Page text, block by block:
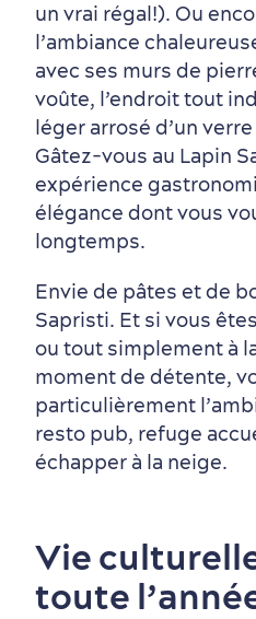
En famille
un vrai régal!). Ou
l’ambiance
avec ses murs de
voûte, l’endroit tout
léger arrosé d’un
Gâtez‑vous au Lapin
expérience
élégance dont vous
longtemps.
Envie de pâtes et de
Sapristi. Et si vous
ou tout simplement à
moment de détente,
particulièrement
resto pub, refuge
échapper à la neige.
Vie
toute